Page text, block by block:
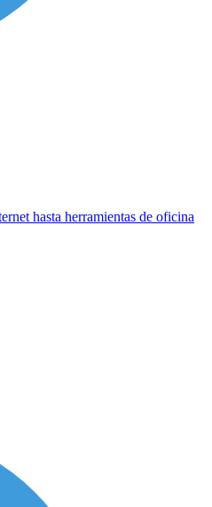
hasta herramientas de oficina